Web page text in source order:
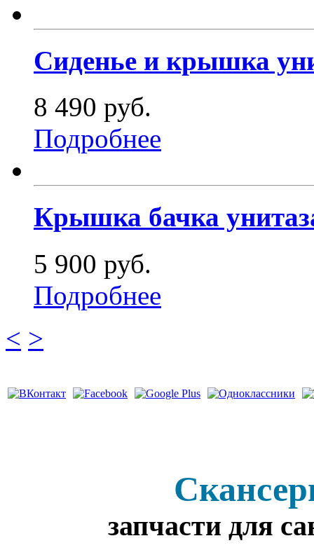
Сиденье и крышка
8 490 руб.
Подробнее
Крышка бачка
5 900 руб.
Подробнее
< >
запчасти для